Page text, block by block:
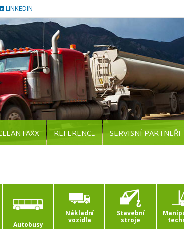
LINKEDIN
Autobusy
Nákladní
vozidla
Stavební
stroje
REFERENCE SERVISNÍ PARTNEŘI